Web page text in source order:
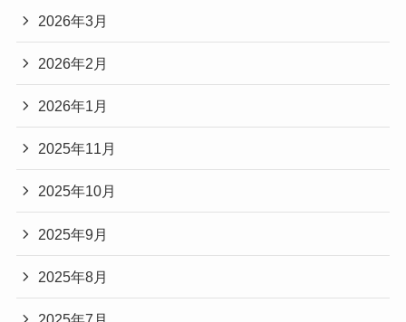
2026年3月
2026年2月
2026年1月
2025年11月
2025年10月
2025年9月
2025年8月